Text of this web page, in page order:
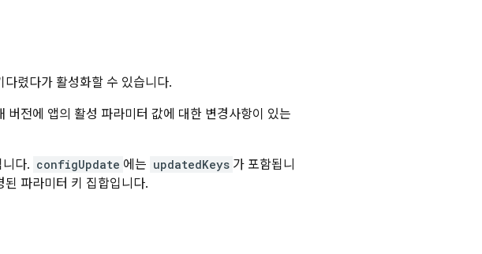
렸다가 활성화할 수 있습니다.
전에 앱의 활성 파라미터 값에 대한 변경사항이 있는
다. configUpdate 에는 updatedKeys 가 포함됩니
파라미터 키 집합입니다.